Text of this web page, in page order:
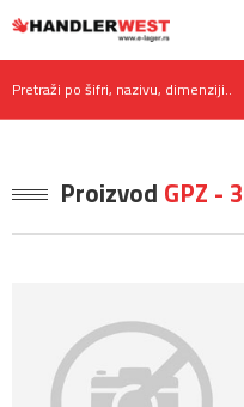
Pretraži po šifri, nazivu, dimenziji..
Proizvod GPZ -